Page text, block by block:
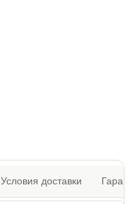
Условия доставки